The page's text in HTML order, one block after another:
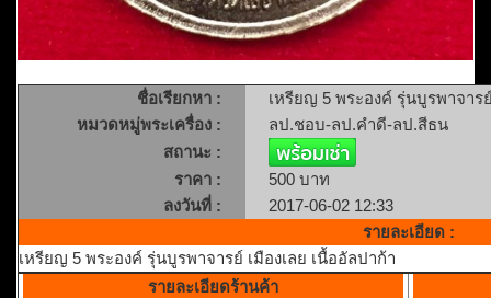
ชื่อเรียกหา :
เหรียญ 5 พระองค์ รุ่นบูรพาจาร
หมวดหมู่พระเครื่อง :
ลป.ชอบ-ลป.คำดี-ลป.สีธน
สถานะ :
ราคา :
500 บาท
ลงวันที่ :
2017-06-02 12:33
รายละเอียด :
เหรียญ 5 พระองค์ รุ่นบูรพาจารย์ เมืองเลย เนื้ออัลปาก้า
รายละเอียดร้านค้า